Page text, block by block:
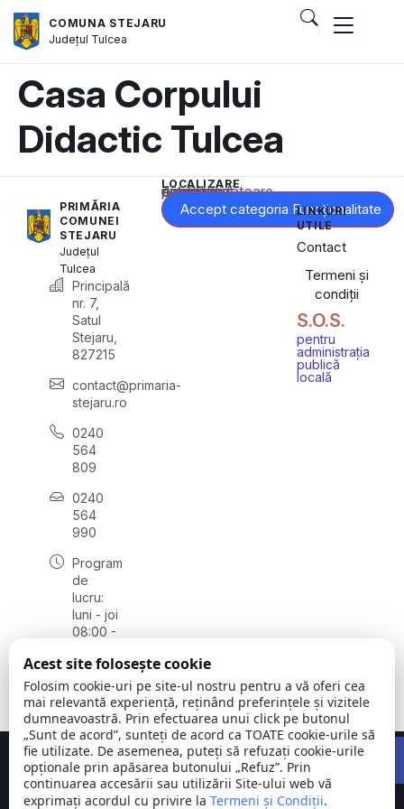
COMUNA STEJARU
Județul Tulcea
Casa Corpului
Didactic Tulcea
PRIMĂRIA
COMUNEI
STEJARU
Județul
Tulcea
Principală
nr. 7,
Satul
Stejaru,
827215
contact@primaria-
stejaru.ro
0240
564
809
0240
564
990
Program
de
lucru:
luni - joi
08:00 -
vineri
08:00 -
14:00
LOCALIZARE
Acest conținut este blocat până când acceptați categoria corespunzătoare de cookie-uri.
Accept categoria Funcționalitate
LINKURI
UTILE
Contact
Termeni și
condiții
S.O.S.
pentru
administrația
publică
locală
Comuna © Toate
Concept realizat deBig Media Relații Publice SRL
Acest site folosește cookie
Folosim cookie-uri pe site-ul nostru pentru a vă oferi cea
mai relevantă experiență, reținând preferințele și vizitele
dumneavoastră. Prin efectuarea unui click pe butonul
„Sunt de acord”, sunteți de acord ca TOATE cookie-urile să
fie utilizate. De asemenea, puteți să refuzați cookie-urile
opționale prin apăsarea butonului „Refuz”. Prin
continuarea accesării sau utilizării Site-ului web vă
exprimați acordul cu privire la Termeni și Condiții.